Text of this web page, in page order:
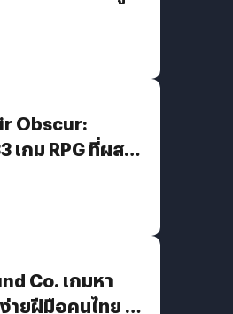
Obscur:
เกม RPG ที่ผสาน
Co. เกมหา
ายฝีมือคนไทย ที่